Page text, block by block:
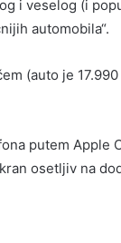
i veselog (i
automobila“.
(auto je
putem Apple
osetljiv na